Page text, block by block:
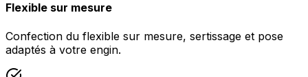
Flexible sur mesure
Confection du flexible sur mesure, sertissage et pose
adaptés à votre engin.